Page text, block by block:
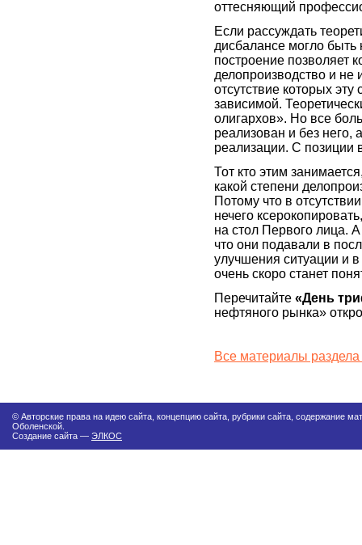
оттесняющий
Если рассуждать
дисбалансе могло быть
построение позволяет
делопроизводство и не
отсутствие которых
зависимой.
олигархов». Но все
реализован и без него,
реализации. С позиции
Тот кто этим
какой степени
Потому что в
нечего
на стол Первого лица.
что они подавали в
улучшения ситуации и
очень скоро станет
Перечитайте «День
нефтяного рынка»
Все материалы
© Авторские права на идею сайта, концепцию сайта, рубрики сайта, содержание
Оболенской.
Создание сайта — ЭЛКОС